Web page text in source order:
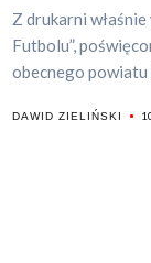
Z drukarni
Futbolu”,
obecnego powiatu
DAWID ZIELIŃSKI